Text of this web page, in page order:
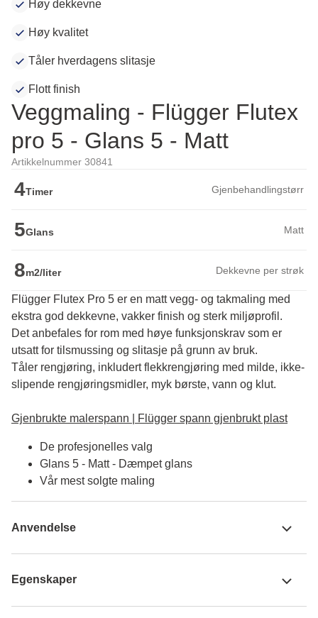
Høy dekkevne
Høy kvalitet
Tåler hverdagens slitasje
Flott finish
Veggmaling - Flügger Flutex
pro 5 - Glans 5 - Matt
Artikkelnummer 30841
4Timer Gjenbehandlingstørr
5Glans Matt
8m2/liter Dekkevne per strøk
Flügger Flutex Pro 5 er en matt vegg- og takmaling med
ekstra god dekkevne, vakker finish og sterk miljøprofil.
Det anbefales for rom med høye funksjonskrav som er
utsatt for tilsmussing og slitasje på grunn av bruk.
Tåler rengjøring, inkludert flekkrengjøring med milde, ikke-
slipende rengjøringsmidler, myk børste, vann og klut.
Gjenbrukte malerspann | Flügger spann gjenbrukt plast
De profesjonelles valg
Glans 5 - Matt - Dæmpet glans
Vår mest solgte maling
Anvendelse
Egenskaper